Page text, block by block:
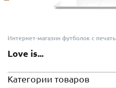
Интернет-магазин футболок с
Love is...
Категории товаров